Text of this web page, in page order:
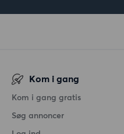
Kom i gang
Kom i gang gratis
Søg annoncer